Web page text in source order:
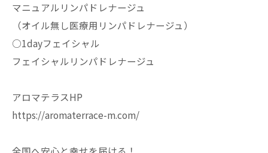
マニュアルリンパドレナージュ
（オイル無し医療用リンパドレナージュ）
○1dayフェイシャル
フェイシャルリンパドレナージュ
アロマテラスHP
https://aromaterrace-m.com/